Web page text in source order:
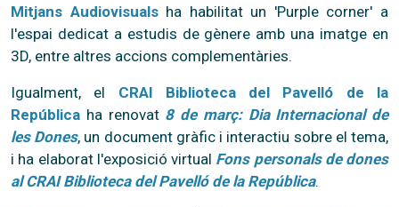
Mitjans Audiovisualsha habilitat un 'Purple corner' a
l'espai dedicat a estudis de gènere amb una imatge en
3D, entre altres accions complementàries.
Igualment, el
CRAI Biblioteca del Pavelló de la
República ha renovat 8 de març: Dia Internacional de
les Dones, un document gràfic i interactiu sobre el tema,
i ha elaborat l'exposició virtual Fons personals de dones
al CRAI Biblioteca del Pavelló de la República.